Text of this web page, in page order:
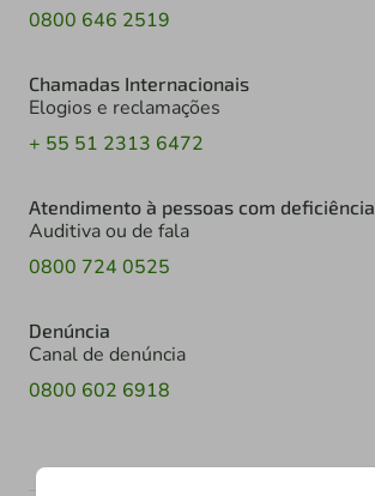
0800 646 2519
Chamadas Internacionais
Elogios e reclamações
+ 55 51 2313 6472
Atendimento à pessoas com deficiência
Auditiva ou de fala
0800 724 0525
Denúncia
Canal de denúncia
0800 602 6918